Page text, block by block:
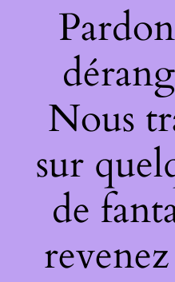
Nous
sur
de